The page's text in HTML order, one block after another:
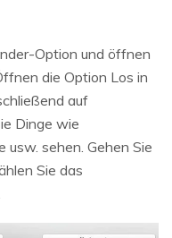
Option und öffnen
die Option Los in
auf
Dinge wie
sehen. Gehen Sie
Sie das